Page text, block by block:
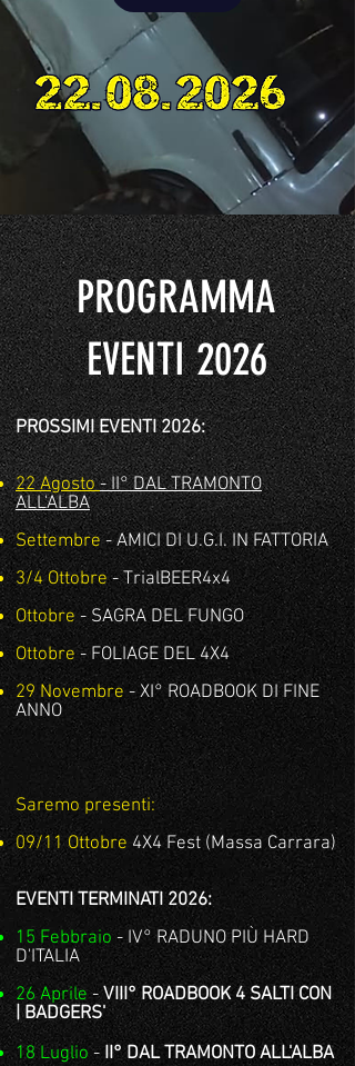
PROGRAMMA
EVENTI 2026
PROSSIMI EVENTI 2026:
22 Agosto- II° DAL TRAMONTO
ALL'ALBA
Settembre- AMICI DI U.G.I. IN FATTORIA
3/4 Ottobre- TrialBEER4x4
Ottobre- SAGRA DEL FUNGO
Ottobre- FOLIAGE DEL 4X4
29 Novembre - XI° ROADBOOK DI FINE
ANNO
Saremo presenti:​
09/11 Ottobre 4X4 Fest (Massa Carrara)
EVENTI TERMINATI 2026:
15 Febbraio - IV° RADUNOPIÙ HARD
D'ITALIA​​​
26 Aprile-VIII° ROADBOOK 4 SALTI CON
| BADGERS'
18 Luglio- II° DAL TRAMONTO ALL'ALBA